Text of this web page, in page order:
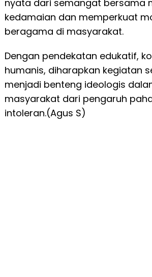
nyata dari semangat bersama
kedamaian dan memperkuat
beragama di masyarakat.
Dengan pendekatan edukatif,
humanis, diharapkan kegiatan
menjadi benteng ideologis
masyarakat dari pengaruh
intoleran.(Agus S)